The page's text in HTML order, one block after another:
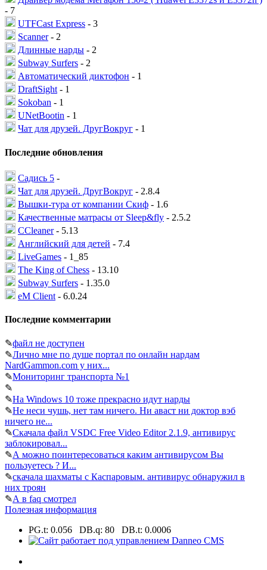
- 7
UTFCast Express - 3
Scanner- 2
Длинные нарды - 2
Subway Surfers - 2
Автоматический диктофон - 1
DraftSight - 1
Sokoban - 1
UNetBootin - 1
Чат для друзей. ДругВокруг - 1
Последние обновления
Садись 5 -
Чат для друзей. ДругВокруг - 2.8.4
Вышки-тура от компании Скиф - 1.6
Качественные матрасы от Sleep&fly - 2.5.2
CCleaner- 5.13
Английский для детей - 7.4
LiveGames - 1_85
The King of Chess - 13.10
Subway Surfers - 1.35.0
eM Client - 6.0.24
Последние комментарии
✎файл не доступен
✎Лично мне по душе портал по онлайн нардам
NardGammon.com у них...
✎Мониторинг транспорта №1
✎
✎На Windows 10 тоже прекрасно идут нарды
✎Не неси чушь, нет там ничего. Ни аваст ни доктор вэб
ничего не...
✎Скачала файл VSDC Free Video Editor 2.1.9, антивирус
заблокировал...
✎А можно поинтересоваться каким антивирусом Вы
пользуетесь ? И...
✎скачала шахматы с Каспаровым. антивирус обнаружил в
них троян
✎А в faq смотрел
Полезная информация
PG.t: 0.056 DB.q: 80 DB.t: 0.0006